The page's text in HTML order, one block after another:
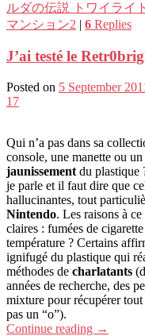
ルダの伝説 トワイライ
マンション2 | 6 Replies
J’ai testé le
Posted on 5 September
17
Qui n’a pas dans sa
console, une manette ou
jaunissement du plastique
je parle et il faut dire que
hallucinantes, tout
Nintendo. Les raisons à
claires : fumées de
température ? Certains
ignifugé du plastique qui
méthodes de charlatants
années de recherche, des
mixture pour récupérer tout
pas un “o”).
Continue reading →